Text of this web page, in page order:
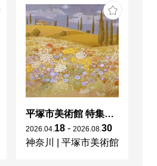
平塚市美術館 特集展 花の表現、その多様性／特別展示 新収蔵品展
2026 04 18 - 2026 08 30
神奈川
平塚市美術館